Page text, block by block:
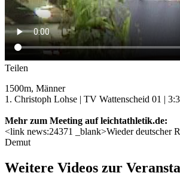
Teilen
1500m, Männer
1. Christoph Lohse | TV Wattenscheid 01 |
Mehr zum Meeting auf leichtathletik.de:
<link news:24371 _blank>Wieder deutscher
Demut
Weitere Videos zur